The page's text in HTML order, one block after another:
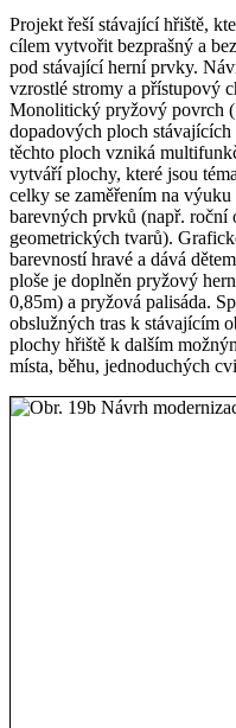
Projekt řeší stávající hřiště,
cílem vytvořit bezprašný a
pod stávající herní prvky.
vzrostlé stromy a přístupový
Monolitický pryžový povrch
dopadových ploch
těchto ploch vzniká
vytváří plochy, které jsou
celky se zaměřením na
barevných prvků (např. roční
geometrických tvarů).
barevností hravé a dává
ploše je doplněn pryžový
0,85m) a pryžová palisáda.
obslužných tras k stávajícím
plochy hřiště k dalším
místa, běhu, jednoduchých